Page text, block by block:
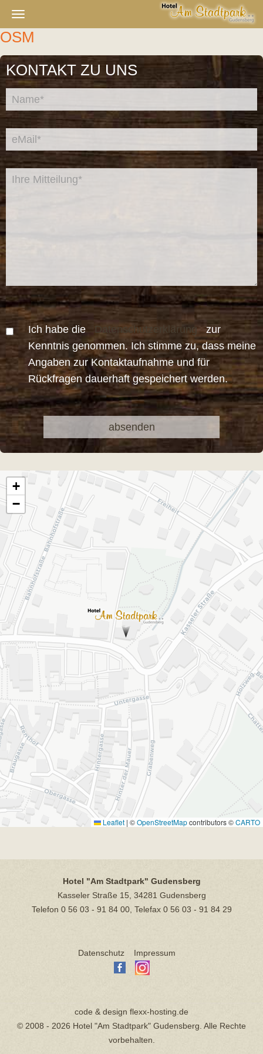
Navigation
ein-/ausblenden
OSM
KONTAKT ZU UNS
Ich habe die Datenschutzerklärung zur
Kenntnis genommen. Ich stimme zu, dass meine
Angaben zur Kontaktaufnahme und für
Rückfragen dauerhaft gespeichert werden.
Bitte
lasse
dieses
Bitte
lasse
dieses
+
−
Leaflet | ©OpenStreetMapcontributors ©CARTO
Hotel "Am Stadtpark" Gudensberg
Kasseler Straße 15, 34281 Gudensberg
Telefon 0 56 03 - 91 84 00, Telefax 0 56 03 - 91 84 29
Datenschutz Impressum
code & design flexx-hosting.de
© 2008 - 2026 Hotel "Am Stadtpark" Gudensberg. Alle Rechte
vorbehalten.